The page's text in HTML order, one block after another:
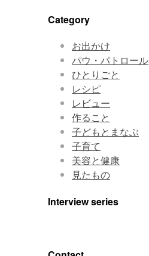
Category
お出かけ
パウ・パトロール
ひとりごと
レシピ
レビュー
作ること
子どもとまなぶ
子育て
美容と健康
見たもの
Interview series